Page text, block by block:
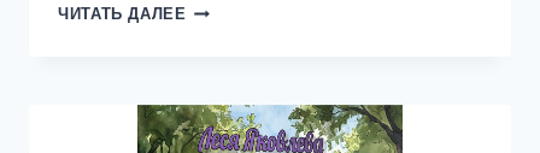
ЧИТАТЬ ДАЛЕЕ СИРЕНЫ.
В
ГЛАЗА